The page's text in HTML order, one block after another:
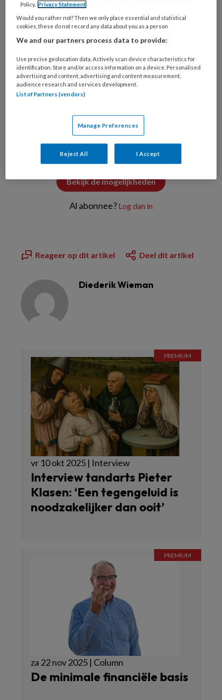
Local Caption *** © Walenga Stanislav / stock.adobe.com
Wilt u dit artikel lezen?
Bekijk de mogelijkheden
Al abonnee? Log dan in
Reageer op dit artikel Deel dit artikel
Diederik Wieman
vr 10 okt 2025 | Interview
Interview tandarts Pieter
Klasen: ‘Een tegengeluid is
noodzakelijker dan ooit’
za 22 nov 2025 | Column
De minimale financiële basis
Policy. Privacy Statement
Would you rather not? Then we only place essential and statistical
cookies, these do not record any data about you as a person
We and our partners process data to provide:
Use precise geolocation data. Actively scan device characteristics for
identification. Store and/or access information on a device. Personalised
advertising and content, advertising and content measurement,
audience research and services development.
List of Partners (vendors)
Manage Preferences
Reject All I Accept